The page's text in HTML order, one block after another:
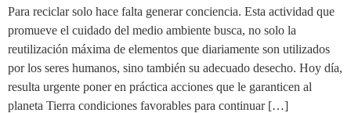
Para reciclar solo hace falta generar conciencia. Esta actividad que
promueve el cuidado del medio ambiente busca, no solo la
reutilización máxima de elementos que diariamente son utilizados
por los seres humanos, sino también su adecuado desecho. Hoy día,
resulta urgente poner en práctica acciones que le garanticen al
planeta Tierra condiciones favorables para continuar […]